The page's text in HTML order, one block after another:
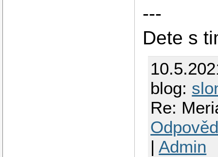
---
Dete s
blog:
Re:
|Admin